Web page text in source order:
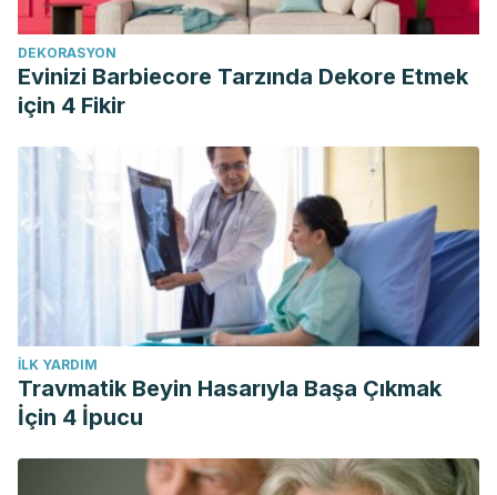
DEKORASYON
Evinizi Barbiecore Tarzında Dekore Etmek
için 4 Fikir
İLK YARDIM
Travmatik Beyin Hasarıyla Başa Çıkmak
İçin 4 İpucu